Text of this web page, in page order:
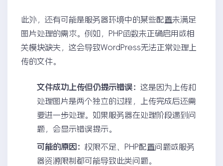
此外，还有可能是服务器环境中的某些配置未满足
图片处理的需求。例如，PHP函数未正确启用或相
关模块缺失，这会导致WordPress无法正常处理上
传的文件。
文件成功上传但仍提示错误： 这是因为上传和
处理图片是两个独立的过程，上传完成后还需
要进一步处理。如果服务器在处理阶段遇到问
题，会显示错误提示。
可能的原因： 权限不足、PHP配置问题或服务
器资源限制都可能导致此类问题。